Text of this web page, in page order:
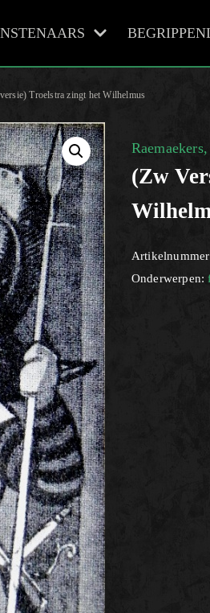
Troelstra zingt het Wilhelmus
(zw
Onderwerpen: